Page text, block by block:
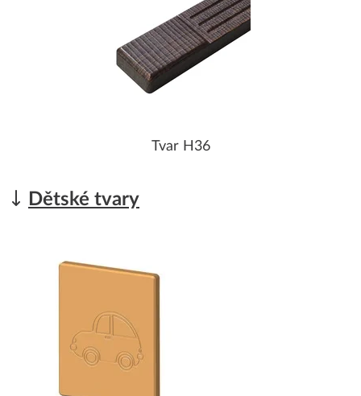
Tvar H36
Dětské tvary